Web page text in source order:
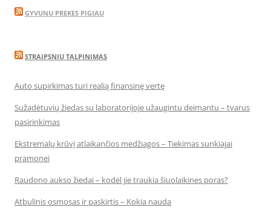
GYVUNU PREKES PIGIAU
STRAIPSNIU TALPINIMAS
Auto supirkimas turi realią finansinę vertę
Sužadėtuvių žiedas su laboratorijoje užaugintu deimantu – tvarus
pasirinkimas
Ekstremalų krūvį atlaikančios medžiagos – Tiekimas sunkiajai
pramonei
Raudono aukso žiedai – kodėl jie traukia šiuolaikines poras?
Atbulinis osmosas ir paskirtis – Kokia nauda